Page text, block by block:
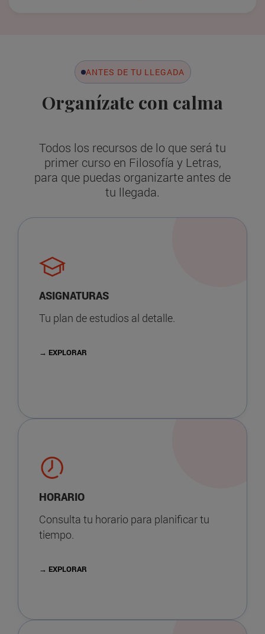
ANTES DE TU LLEGADA
Organízate con calma
Todos los recursos de lo que será tu
primer curso en Filosofía y Letras,
para que puedas organizarte antes de
tu llegada.
ASIGNATURAS
Tu plan de estudios al detalle.
→ EXPLORAR
HORARIO
Consulta tu horario para planificar tu
tiempo.
→ EXPLORAR